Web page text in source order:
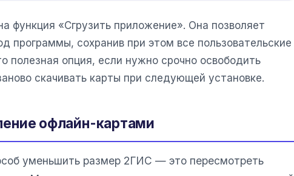
функция «Сгрузить приложение». Она позволяет
программы, сохранив при этом все пользовательские
полезная опция, если нужно срочно освободить
скачивать карты при следующей установке.
офлайн-картами
уменьшить размер 2ГИС — это пересмотреть